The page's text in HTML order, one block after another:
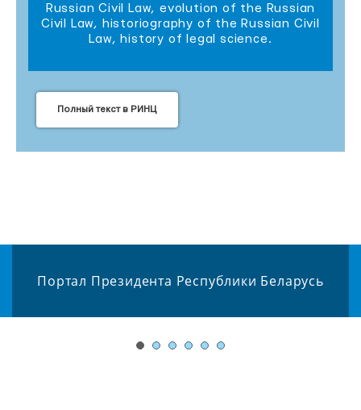
Russian Civil Law, evolution of the Russian
Civil Law, historiography of the Russian Civil
Law, history of legal science.
Полный текст в РИНЦ
Портал Президента Республики Беларусь